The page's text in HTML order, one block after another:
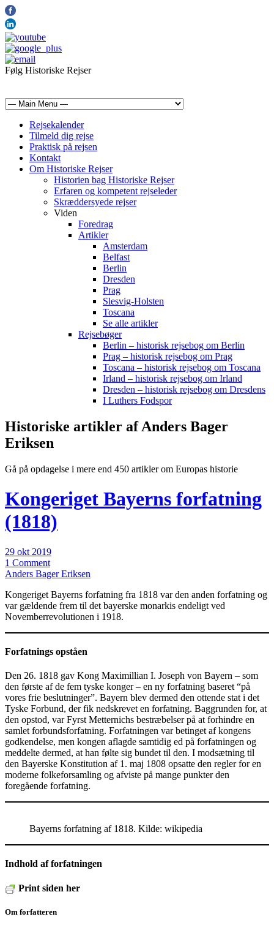
Følg Historiske Rejser
Rejsekalender
Tilmeld dig rejse
Praktisk på rejsen
Kontakt
Om Historiske Rejser
Historien bag Historiske Rejser
Erfaren og kompetent rejseleder
Skræddersyede rejser
Viden
Foredrag
Artikler
Amsterdam
Belfast
Berlin
Dresden
Prag
Slesvig-Holsten
Toscana
Se alle artikler
Rejsebøger
Berlin – historisk rejsebog om Berlin
Prag – historisk rejsebog om Prag
Toscana – historisk rejsebog om Toscana
Irland – historisk rejsebog om Irland
Dresden – historisk rejsebog om Dresdens
I Luthers Fodspor
Historiske artikler af Anders Bager
Eriksen
Gå på opdagelse i mere end 450 artikler om Europas historie
Kongeriget Bayerns forfatning
(1818)
29 okt 2019
1 Comment
Anders Bager Eriksen
Kongeriget Bayerns forfatning fra 1818 var den anden forfatning og
var gældende frem til det bayerske monarkis endeligt ved
Novemberrevolutionen i 1918.
Forfatnings opståen
Den 26. 1818 gav Kong Maximillian I. Joseph von Bayern – som
den første af de fem tyske konger – en ny forfatning baseret “på
vores frie beslutninger”. Bayern blev dermed den ottende stat i det
Tyske Forbund, der fik nedskrevet en forfatning. Baggrunden for, at
den opstod, var Fyrst Metternichs bestræbelser på at forhindre en
samlet forbundsforfatning. Forfatningen var betinget af kongens
godkendelse, men kongen aflagde samtidig ed på forfatningen og
meddelte dermed, at han følte sig bundet til den. I modsætning til
den Bayerske Konstitution af 1. maj 1808 opsatte den regler for en
moderne folkeforsamling og afviste på mange punkter den
foregående forfatning.
Bayerns forfatning af 1818. Kilde: wikipedia
Indhold af forfatningen
Print siden her
Om forfatteren